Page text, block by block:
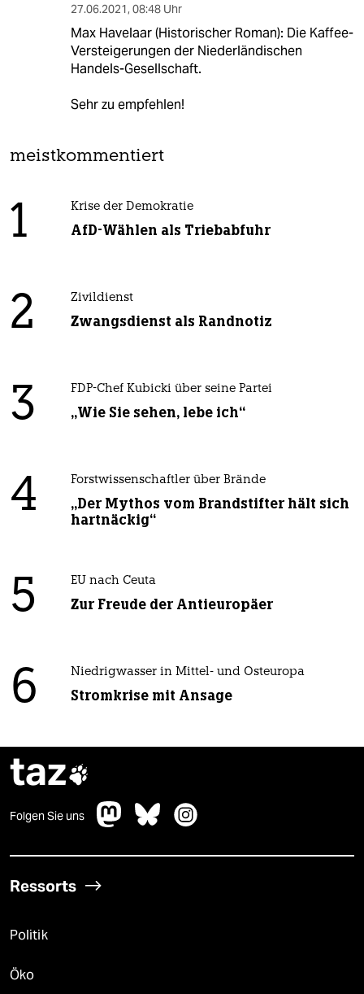
27.06.2021, 08:48 Uhr
Max Havelaar (Historischer Roman): Die Kaffee-
Versteigerungen der Niederländischen
Handels-Gesellschaft.
Sehr zu empfehlen!
meistkommentiert
1 Krise der Demokratie
AfD-Wählen als Triebabfuhr
2 Zivildienst
Zwangsdienst als Randnotiz
3 FDP-Chef Kubicki über seine Partei
„Wie Sie sehen, lebe ich“
4 Forstwissenschaftler über Brände
„Der Mythos vom Brandstifter hält sich
hartnäckig“
5 EU nach Ceuta
Zur Freude der Antieuropäer
6 Niedrigwasser in Mittel- und Osteuropa
Stromkrise mit Ansage
taz
Folgen Sie uns
Ressorts
Politik
Öko